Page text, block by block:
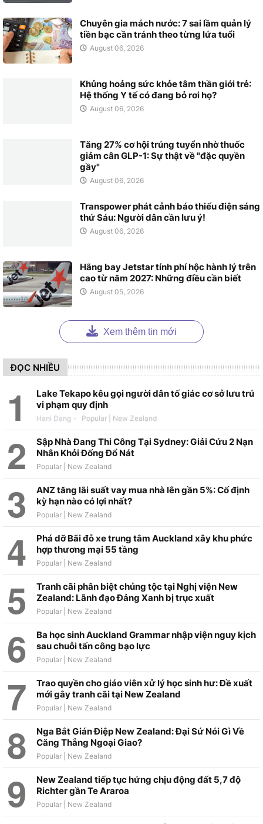
Chuyên gia mách nước: 7 sai lầm quản lý
tiền bạc cần tránh theo từng lứa tuổi
August 06, 2026
Khủng hoảng sức khỏe tâm thần giới trẻ:
Hệ thống Y tế có đang bỏ rơi họ?
August 06, 2026
Tăng 27% cơ hội trúng tuyển nhờ thuốc
giảm cân GLP-1: Sự thật về "đặc quyền
gầy"
August 06, 2026
Transpower phát cảnh báo thiếu điện sáng
thứ Sáu: Người dân cần lưu ý!
August 06, 2026
Hãng bay Jetstar tính phí hộc hành lý trên
cao từ năm 2027: Những điều cần biết
August 05, 2026
Xem thêm tin mới
ĐỌC NHIỀU
Lake Tekapo kêu gọi người dân tố giác cơ sở lưu trú
vi phạm quy định
Hani Dang -
Sập Nhà Đang Thi Công Tại Sydney: Giải Cứu 2 Nạn
Nhân Khỏi Đống Đổ Nát
ANZ tăng lãi suất vay mua nhà lên gần 5%: Cố định
kỳ hạn nào có lợi nhất?
Phá dỡ Bãi đỗ xe trung tâm Auckland xây khu phức
hợp thương mại 55 tầng
Tranh cãi phân biệt chủng tộc tại Nghị viện New
Zealand: Lãnh đạo Đảng Xanh bị trục xuất
Ba học sinh Auckland Grammar nhập viện nguy kịch
sau chuỗi tấn công bạo lực
Trao quyền cho giáo viên xử lý học sinh hư: Đề xuất
mới gây tranh cãi tại New Zealand
Nga Bắt Gián Điệp New Zealand: Đại Sứ Nói Gì Về
Căng Thẳng Ngoại Giao?
New Zealand tiếp tục hứng chịu động đất 5,7 độ
Richter gần Te Araroa